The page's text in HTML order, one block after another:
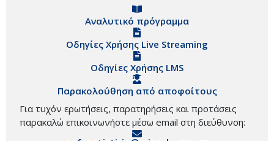
Αναλυτικό πρόγραμμα
Οδηγίες Χρήσης Live Streaming
Οδηγίες Χρήσης LMS
Παρακολούθηση από αποφοίτους
Για τυχόν ερωτήσεις, παρατηρήσεις και προτάσεις
παρακαλώ επικοινωνήστε μέσω email στη διεύθυνση: